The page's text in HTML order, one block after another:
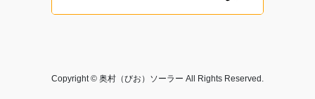
Copyright © 奥村（びお）ソーラー All Rights Reserved.